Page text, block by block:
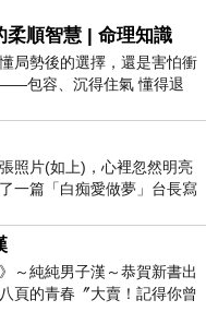
柔順智慧 | 命理知識
局勢後的選擇，還是害怕衝
包容、沉得住氣 懂得退
照片(如上)，心裡忽然明亮
一篇「白痴愛做夢」台長寫
瘋狂愛上
～純純男子漢～恭賀新書出
頁的青春〞大賣！記得你曾